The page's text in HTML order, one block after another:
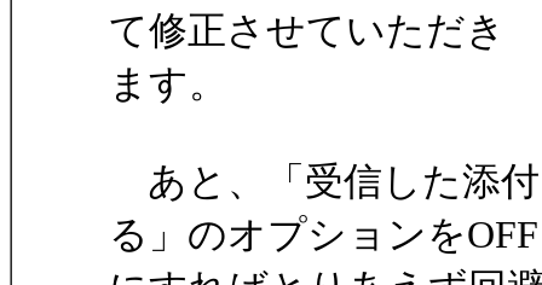
て修正させていただき
ます。
あと、「受信した添
る」のオプションをOFF